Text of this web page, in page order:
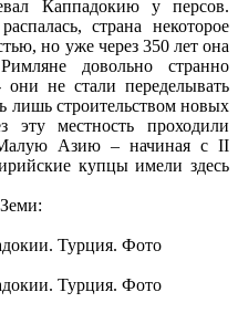
Каппадокию у персов.
страна некоторое
но уже через 350 лет она
довольно странно
не стали переделывать
лишь строительством новых
эту местность проходили
Азию – начиная с II
купцы имели здесь